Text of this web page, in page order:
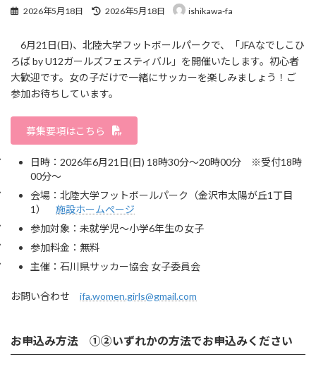
2026年5月18日
最
新
日
時
:
2026年5月18日 ishikawa-fa
6月21日(日)、北陸大学フットボールパークで、「JFAなでしこひ
ろば by U12ガールズフェスティバル」を開催いたします。初心者
大歓迎です。女の子だけで一緒にサッカーを楽しみましょう！ご
参加お待ちしています。
募集要項はこちら
日時：2026年6月21日(日) 18時30分～20時00分 ※受付18時
00分～
会場：北陸大学フットボールパーク（金沢市太陽が丘1丁目
1） 施設ホームぺージ
参加対象：未就学児～小学6年生の女子
参加料金：無料
主催：石川県サッカー協会 女子委員会
お問い合わせ ifa.women.girls@gmail.com
お申込み方法 ①②いずれかの方法でお申込みください